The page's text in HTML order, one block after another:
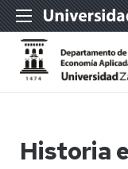
Historia